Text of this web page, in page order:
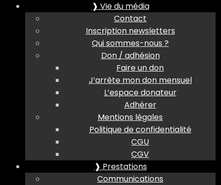
❱ Vie du média
Contact
Inscription newsletters
Qui sommes-nous ?
Don / adhésion
Faire un don
J’arrête mon don mensuel
L’espace donateur
Adhérer
Mentions légales
Politique de confidentialité
CGU
CGV
❱ Prestations
Communications